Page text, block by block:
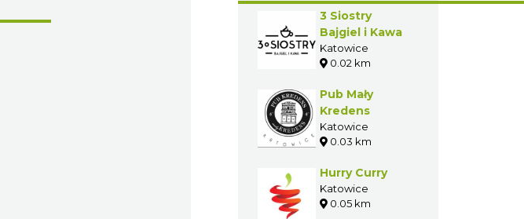
3 Siostry
Bajgiel i Kawa
Katowice
0.02 km
Pub Mały
Kredens
Katowice
0.03 km
Hurry Curry
Katowice
0.05 km